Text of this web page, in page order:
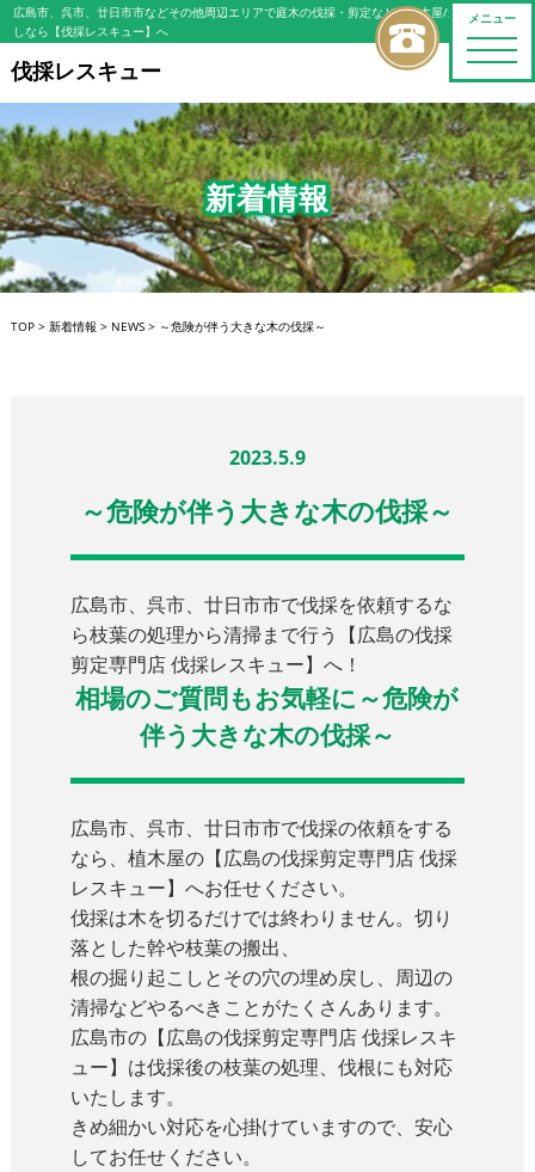
メニュー
toggle
広島市、呉市、廿日市市などその他周辺エリアで庭木の伐採・剪定などの植木屋/造園屋をお探
しなら【伐採レスキュー】へ
伐採レスキュー
新着情報
TOP> 新着情報 > NEWS> ～危険が伴う大きな木の伐採～
2023.5.9
～危険が伴う大きな木の伐採～
広島市、呉市、廿日市市で伐採を依頼するな
ら枝葉の処理から清掃まで行う【広島の伐採
剪定専門店 伐採レスキュー】へ！
相場のご質問もお気軽に～危険が
伴う大きな木の伐採～
広島市、呉市、廿日市市で伐採の依頼をする
なら、植木屋の【広島の伐採剪定専門店 伐採
レスキュー】へお任せください。
伐採は木を切るだけでは終わりません。切り
落とした幹や枝葉の搬出、
根の掘り起こしとその穴の埋め戻し、周辺の
清掃などやるべきことがたくさんあります。
広島市の【広島の伐採剪定専門店 伐採レスキ
ュー】は伐採後の枝葉の処理、伐根にも対応
いたします。
きめ細かい対応を心掛けていますので、安心
してお任せください。